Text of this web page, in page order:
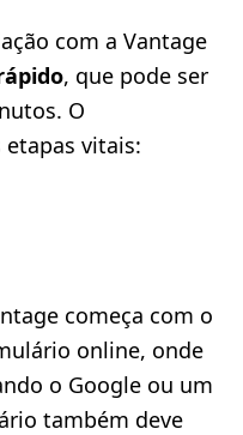
com a Vantage
, que pode ser
O
vitais:
começa com o
online, onde
o Google ou um
também deve